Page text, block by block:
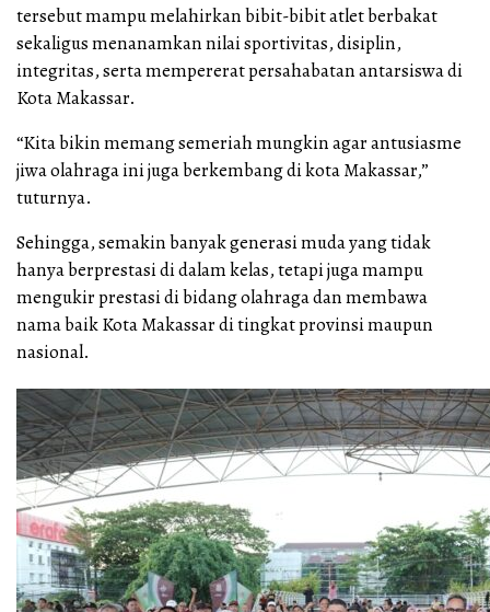
tersebut mampu melahirkan bibit-bibit atlet berbakat
sekaligus menanamkan nilai sportivitas, disiplin,
integritas, serta mempererat persahabatan antarsiswa di
Kota Makassar.
“Kita bikin memang semeriah mungkin agar antusiasme
jiwa olahraga ini juga berkembang di kota Makassar,”
tuturnya.
Sehingga, semakin banyak generasi muda yang tidak
hanya berprestasi di dalam kelas, tetapi juga mampu
mengukir prestasi di bidang olahraga dan membawa
nama baik Kota Makassar di tingkat provinsi maupun
nasional.